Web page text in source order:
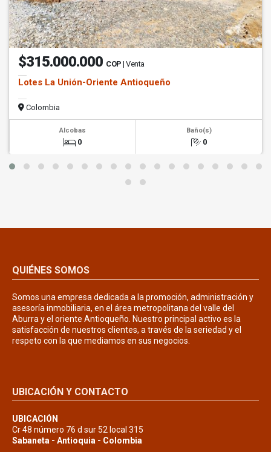
$315.000.000 COP | Venta
Lotes La Unión-Oriente Antioqueño
Colombia
Alcobas
0
Baño(s)
0
QUIÉNES SOMOS
Somos una empresa dedicada a la promoción, administración y
asesoría inmobiliaria, en el área metropolitana del valle del
Aburra y el oriente Antioqueño. Nuestro principal activo es la
satisfacción de nuestros clientes, a través de la seriedad y el
respeto con la que mediamos en sus negocios.
UBICACIÓN Y CONTACTO
UBICACIÓN
Cr 48 número 76 d sur 52 local 315
Sabaneta - Antioquia - Colombia